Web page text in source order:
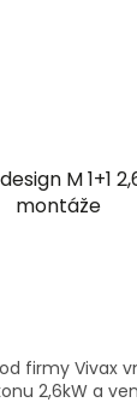
M 1+1
montáže
firmy Vivax
2,6kW a